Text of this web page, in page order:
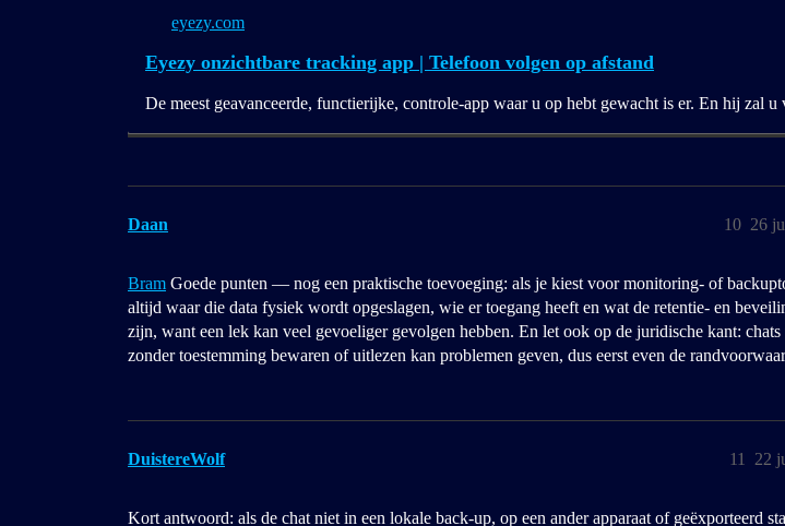
eyezy.com
Eyezy onzichtbare tracking app | Telefoon volgen op afstand
De meest geavanceerde, functierijke, controle-app waar u op hebt gewacht is er. En hij zal u
Daan 26
10
Bram Goede punten — nog een praktische toevoeging: als je kiest voor monitoring- of
altijd waar die data fysiek wordt opgeslagen, wie er toegang heeft en wat de retentie- en
zijn, want een lek kan veel gevoeliger gevolgen hebben. En let ook op de juridische kant: chats
zonder toestemming bewaren of uitlezen kan problemen geven, dus eerst even de
DuistereWolf 22
11
Kort antwoord: als de chat niet in een lokale back-up, op een ander apparaat of geëxporteerd